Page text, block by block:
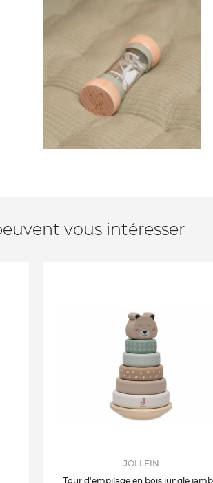
vous intéresser
JOLLEIN
Tour d'empilage en bois jungle